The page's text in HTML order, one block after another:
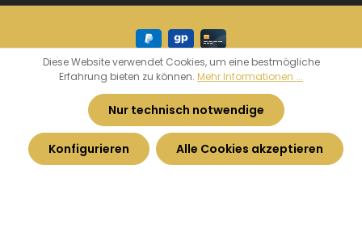
© 2026 Heimatkurve - byHaarhoff GmbH
* Alle Preise inkl. gesetzl. Mehrwertsteuer zzgl.
Versandkostenund ggf. Nachnahmegebühren,
wenn nicht anders angegeben.
Diese Website verwendet Cookies, um eine bestmögliche
Erfahrung bieten zu können. Mehr Informationen ...
Nur technisch notwendige
Konfigurieren Alle Cookies akzeptieren